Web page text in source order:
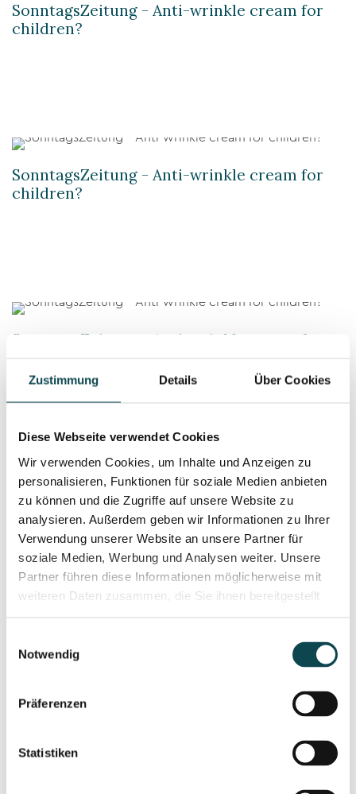
Zustimmung Details Über Cookies
Diese Webseite verwendet Cookies
Wir verwenden Cookies, um Inhalte und Anzeigen zu
personalisieren, Funktionen für soziale Medien anbieten
zu können und die Zugriffe auf unsere Website zu
analysieren. Außerdem geben wir Informationen zu Ihrer
Verwendung unserer Website an unsere Partner für
soziale Medien, Werbung und Analysen weiter. Unsere
Partner führen diese Informationen möglicherweise mit
weiteren Daten zusammen, die Sie ihnen bereitgestellt
Notwendig
Präferenzen
Statistiken
SonntagsZeitung - Anti-wrinkle cream for
children?
SonntagsZeitung - Anti-wrinkle cream for
children?
SonntagsZeitung - Anti-wrinkle cream for
SonntagsZeitung - Anti-wrinkle cream for
children?
SonntagsZeitung - Anti-wrinkle cream for